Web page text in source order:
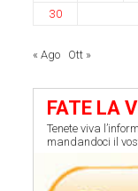
30
« Ago Ott »
FATE LA
Tenete viva
mandandoci il